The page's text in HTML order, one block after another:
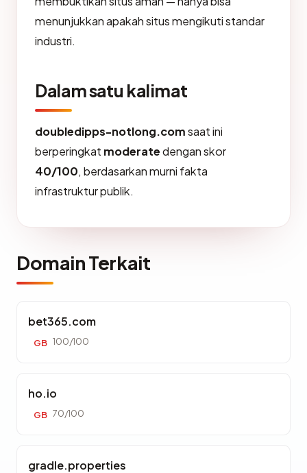
menunjukkan apakah situs mengikuti standar
industri.
Dalam satu kalimat
doubledipps-notlong.comsaat ini
berperingkat moderatedengan skor
40/100, berdasarkan murni fakta
infrastruktur publik.
Domain Terkait
bet365.com
GB 100/100
ho.io
GB 70/100
gradle.properties